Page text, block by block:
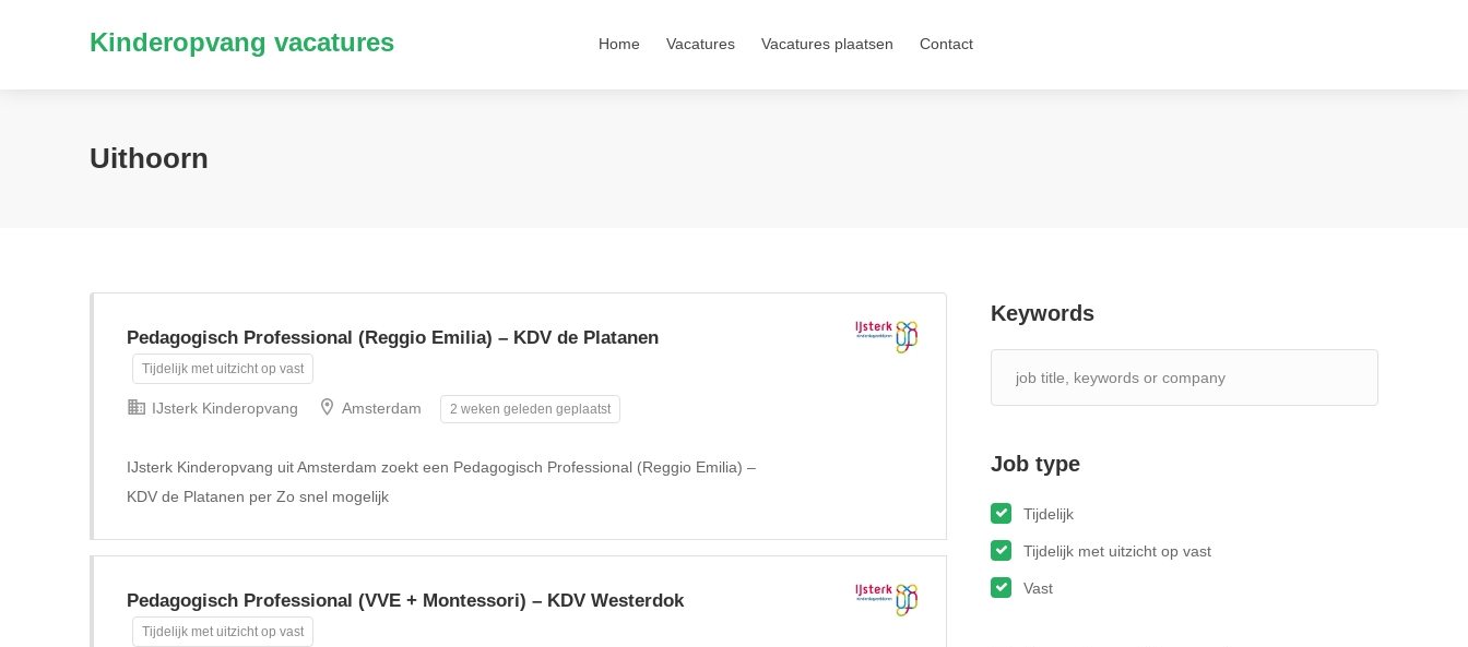
Kinderopvang vacatures Home Vacatures Vacatures plaatsen Contact
Uithoorn
Keywords
Job type
Tijdelijk
Tijdelijk met uitzicht op vast
Vast
Pedagogisch Professional (Reggio Emilia) – KDV de Platanen
Tijdelijk met uitzicht op vast
IJsterk Kinderopvang Amsterdam 2 weken geleden geplaatst
IJsterk Kinderopvang uit Amsterdam zoekt een Pedagogisch Professional (Reggio Emilia) –
KDV de Platanen per Zo snel mogelijk
Pedagogisch Professional (VVE + Montessori) – KDV Westerdok
Tijdelijk met uitzicht op vast